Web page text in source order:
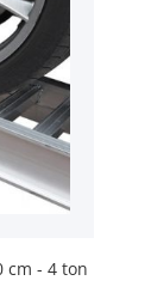
cm - 4 ton